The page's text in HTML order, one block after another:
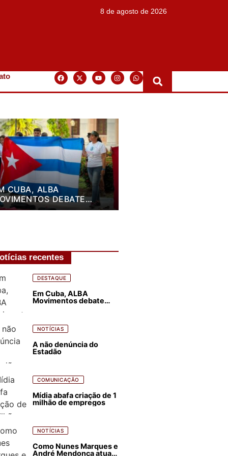
8 de agosto de 2026
CUBA, ALBA
DEBATE
DE LUTA PARA OS
recentes
DESTAQUE
Em Cuba, ALBA
Movimentos debate
NOTÍCIAS
A não denúncia do
Estadão
COMUNICAÇÃO
Mídia abafa criação de 1
milhão de empregos
NOTÍCIAS
Como Nunes Marques e
André Mendonça atuam